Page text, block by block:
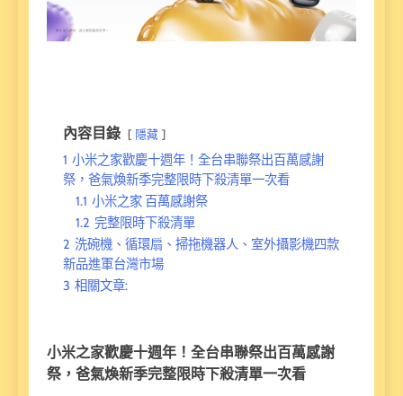
內容目錄 隱藏
1 小米之家歡慶十週年！全台串聯祭出百萬感謝
祭，爸氣煥新季完整限時下殺清單一次看
1.1 小米之家 百萬感謝祭
1.2 完整限時下殺清單
2 洗碗機、循環扇、掃拖機器人、室外攝影機四款
新品進軍台灣市場
3 相關文章:
小米之家歡慶十週年！全台串聯祭出百萬感謝
祭，爸氣煥新季完整限時下殺清單一次看